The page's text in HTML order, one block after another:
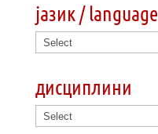
јазик / language
дисциплини